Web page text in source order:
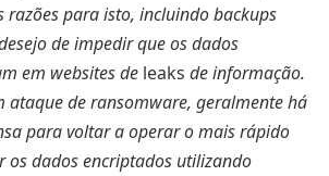
razões para isto, incluindo backups
de impedir que os dados
em websites de leaks de informação.
ataque de ransomware, geralmente há
para voltar a operar o mais rápido
os dados encriptados utilizando